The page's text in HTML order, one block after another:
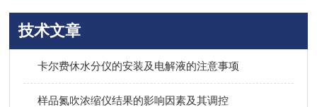
技术文章
卡尔费休水分仪的安装及电解液的注意事项
样品氮吹浓缩仪结果的影响因素及其调控